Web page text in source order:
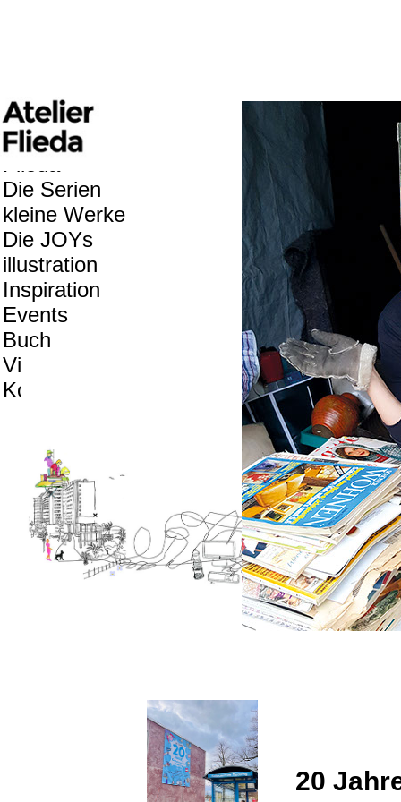
Die Serien
kleine Werke
Die JOYs
illustration
Inspiration
Events
Buch
Vita
Kontakt
20